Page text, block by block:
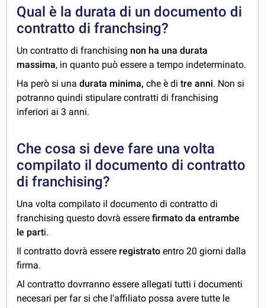
Qual è la durata di un documento di
contratto di franchsing?
Un contratto di franchising non ha una durata
massima, in quanto può essere a tempo indeterminato.
Ha però si una durata minima, che è di tre anni. Non si
potranno quindi stipulare contratti di franchising
inferiori ai 3 anni.
Che cosa si deve fare una volta
compilato il documento di contratto
di franchising?
Una volta compilato il documento di contratto di
franchising questo dovrà esserefirmato da entrambe
le parti.
Il contratto dovrà essere registrato entro 20 giorni dalla
firma.
Al contratto dovrranno essere allegati tutti i documenti
necesari per far si che l'affiliato possa avere tutte le